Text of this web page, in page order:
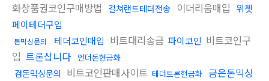
화상품권코인구매방법
컬쳐랜드테더전송 이더리움매입 위쳇
페이테더구입
돈믹싱문의 테더코인매입 비트대리송금 파이코인 비트코인구
입 트론삽니다 언더돈현금화
검돈믹싱문의 비트코인판매사이트 테더트론현금화 금은돈믹싱